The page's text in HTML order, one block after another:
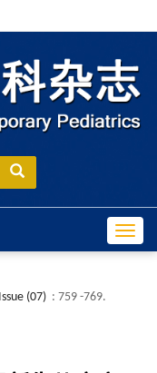
Issue (07) : 759 -769.